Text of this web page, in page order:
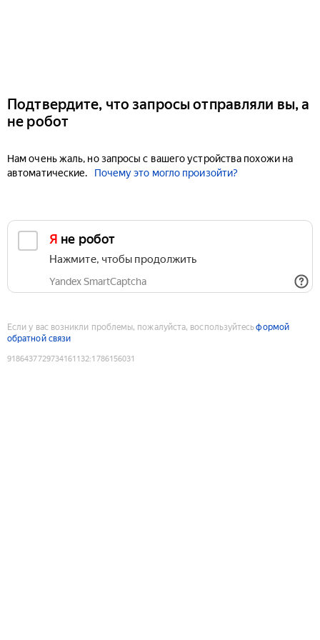
Подтвердите, что запросы отправляли вы, а
не робот
Нам очень жаль, но запросы с вашего устройства похожи на
автоматические.
Почему это могло произойти?
Я не робот
Нажмите, чтобы продолжить
Yandex SmartCaptcha
Если у вас возникли проблемы, пожалуйста, воспользуйтесьформой
обратной связи
9186437729734161132:1786156031